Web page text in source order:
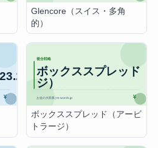
Glencore（スイス・多角
的）
ボックススプレッド（アービ
トラージ）